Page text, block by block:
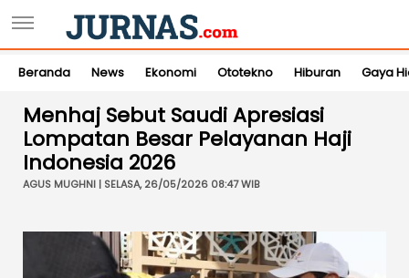
Beranda News Ekonomi Ototekno Hiburan Gaya
Menhaj Sebut Saudi Apresiasi
Lompatan Besar Pelayanan Haji
Indonesia 2026
AGUS MUGHNI | SELASA, 26/05/2026 08:47 WIB